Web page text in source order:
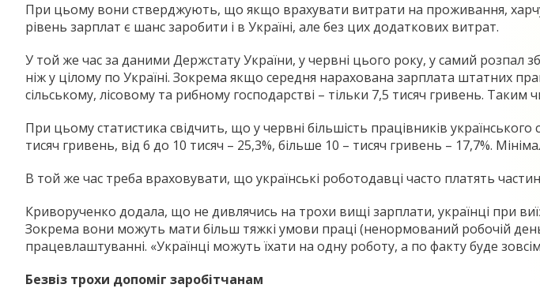
При цьому вони стверджують, що якщо врахувати витрати на проживання,
рівень зарплат є шанс заробити і в Україні, але без цих додаткових витрат.
У той же час за даними Держстату України, у червні цього року, у самий розпал
ніж у цілому по Україні. Зокрема якщо середня нарахована зарплата штатних
сільському, лісовому та рибному господарстві – тільки 7,5 тисяч гривень.
При цьому статистика свідчить, що у червні більшість працівників
тисяч гривень, від 6 до 10 тисяч – 25,3%, більше 10 – тисяч гривень – 17,7%.
В той же час треба враховувати, що українські роботодавці часто платять
Криворученко додала, що не дивлячись на трохи вищі зарплати, українці при
Зокрема вони можуть мати більш тяжкі умови праці (ненормований робочій
працевлаштуванні. «Українці можуть їхати на одну роботу, а по факту буде
Безвіз трохи допоміг заробітчанам